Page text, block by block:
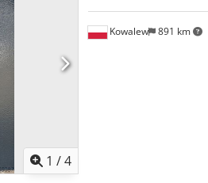
1 /4
Kowalew 891 km